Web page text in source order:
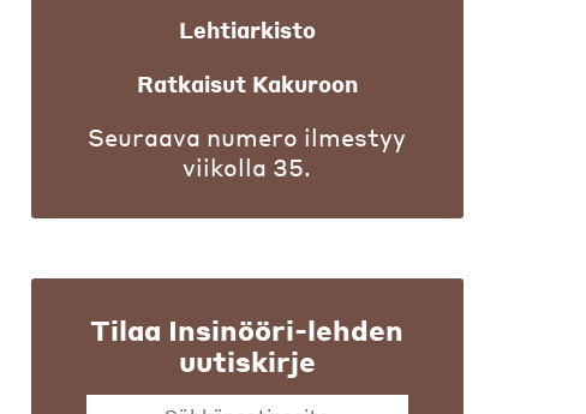
Lehtiarkisto
Ratkaisut Kakuroon
Seuraava numero ilmestyy
viikolla 35.
Tilaa Insinööri-lehden
uutiskirje